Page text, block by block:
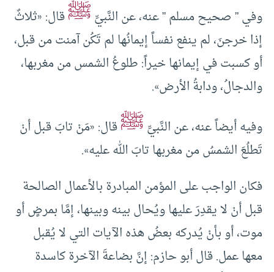
وفي ” صحيح مسلم ” عنه، عن النَّبيِّﷺقال: «ثلاثٌ
إذا خرجنَ، لم ينفع نفساً إيمانُها لم تَكُن آمنت من قبل،
أو كسبت في إيمانها خيراً: طلوعُ الشمس من مغربها،
والدجالُ، ودابةُ الأرض».
وفيه أيضاً عنه، عن النَّبيِّﷺقال: «مَنْ تابَ قبل أنْ
تَطلُعَ الشمسُ من مغربها تابَ الله عليه».
فكان الواجب على المؤمن المبادرة بالأعمال الصالحة
قبل أنْ لا يقدِرَ عليها ويُحال بينه وبينها، إمَّا بمرضٍ أو
موت، أو بأنْ يُدركه بعضُ هذه الآيات التي لا يُقبل
معها عمل. قال أبو حازم: إنَّ بضاعةَ الآخرة كاسدة